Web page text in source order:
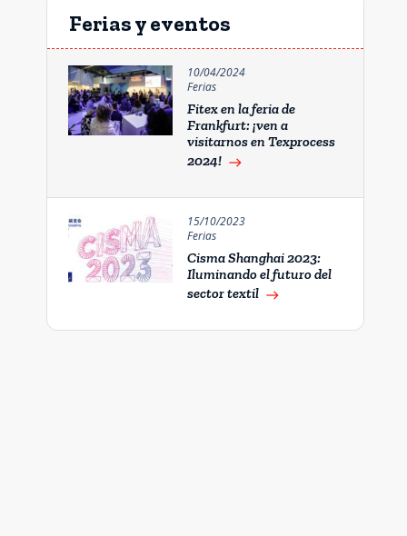
Ferias y eventos
10/04/2024
Ferias
Fitex en la feria de
Frankfurt: ¡ven a
visitarnos en Texprocess
2024! east
15/10/2023
Ferias
Cisma Shanghai 2023:
Iluminando el futuro del
sector textil east